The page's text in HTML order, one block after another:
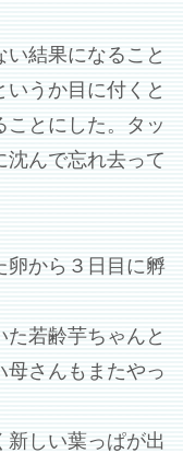
結果になること
うか目に付くと
とにした。タッ
沈んで忘れ去って
卵から３日目に孵
若齢芋ちゃんと
母さんもまたやっ
新しい葉っぱが出